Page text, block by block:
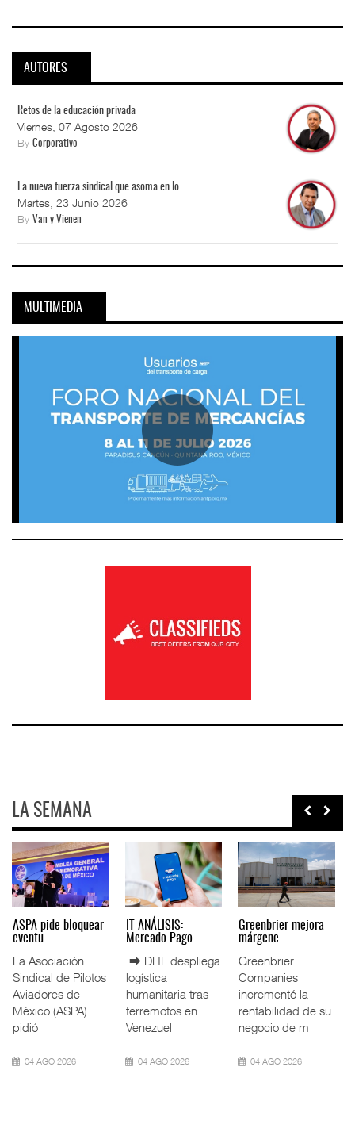
AUTORES
Retos de la educación privada
Viernes, 07 Agosto 2026
By Corporativo
La nueva fuerza sindical que asoma en lo...
Martes, 23 Junio 2026
By Van y Vienen
MULTIMEDIA
LA SEMANA
Miguel Ángel Bres
encabez ...
La Confederación
de Cámaras
Industriales
(CONCAMIN)
designó a Migu
07 AGO 2026
IT-ANÁLISIS: Puerto
Lázar ...
⮕ Canal de
Panamá reducirá
nuevamente el
calado de
Neopanamax ⮕
06 AGO 2026
La ATTRAPI licita
red de ...
La Agencia de
Trenes y
Transporte Público
Integrado
(ATTRAPI) abri
06 AGO 2026